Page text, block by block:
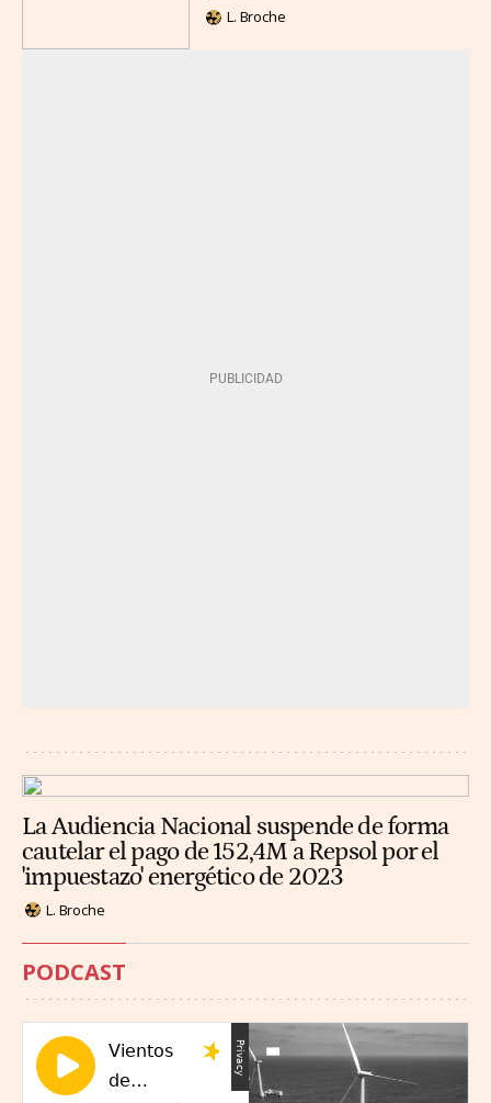
L. Broche
La Audiencia Nacional suspende de forma
cautelar el pago de 152,4M a Repsol por el
'impuestazo' energético de 2023
L. Broche
PODCAST